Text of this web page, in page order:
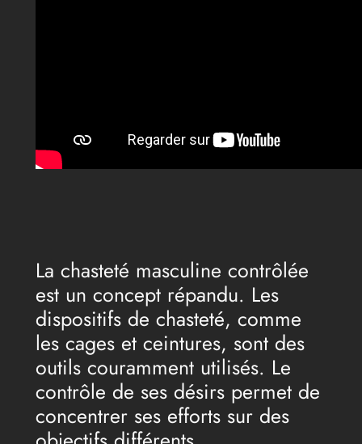
La chasteté masculine contrôlée
est un concept répandu. Les
dispositifs de chasteté, comme
les cages et ceintures, sont des
outils couramment utilisés. Le
contrôle de ses désirs permet de
concentrer ses efforts sur des